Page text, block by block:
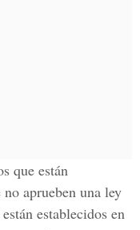
que están
aprueben una ley
establecidos en